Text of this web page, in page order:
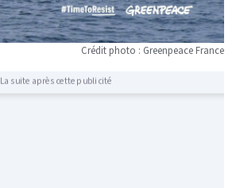
Crédit photo : Greenpeace France
La suite après cette publicité